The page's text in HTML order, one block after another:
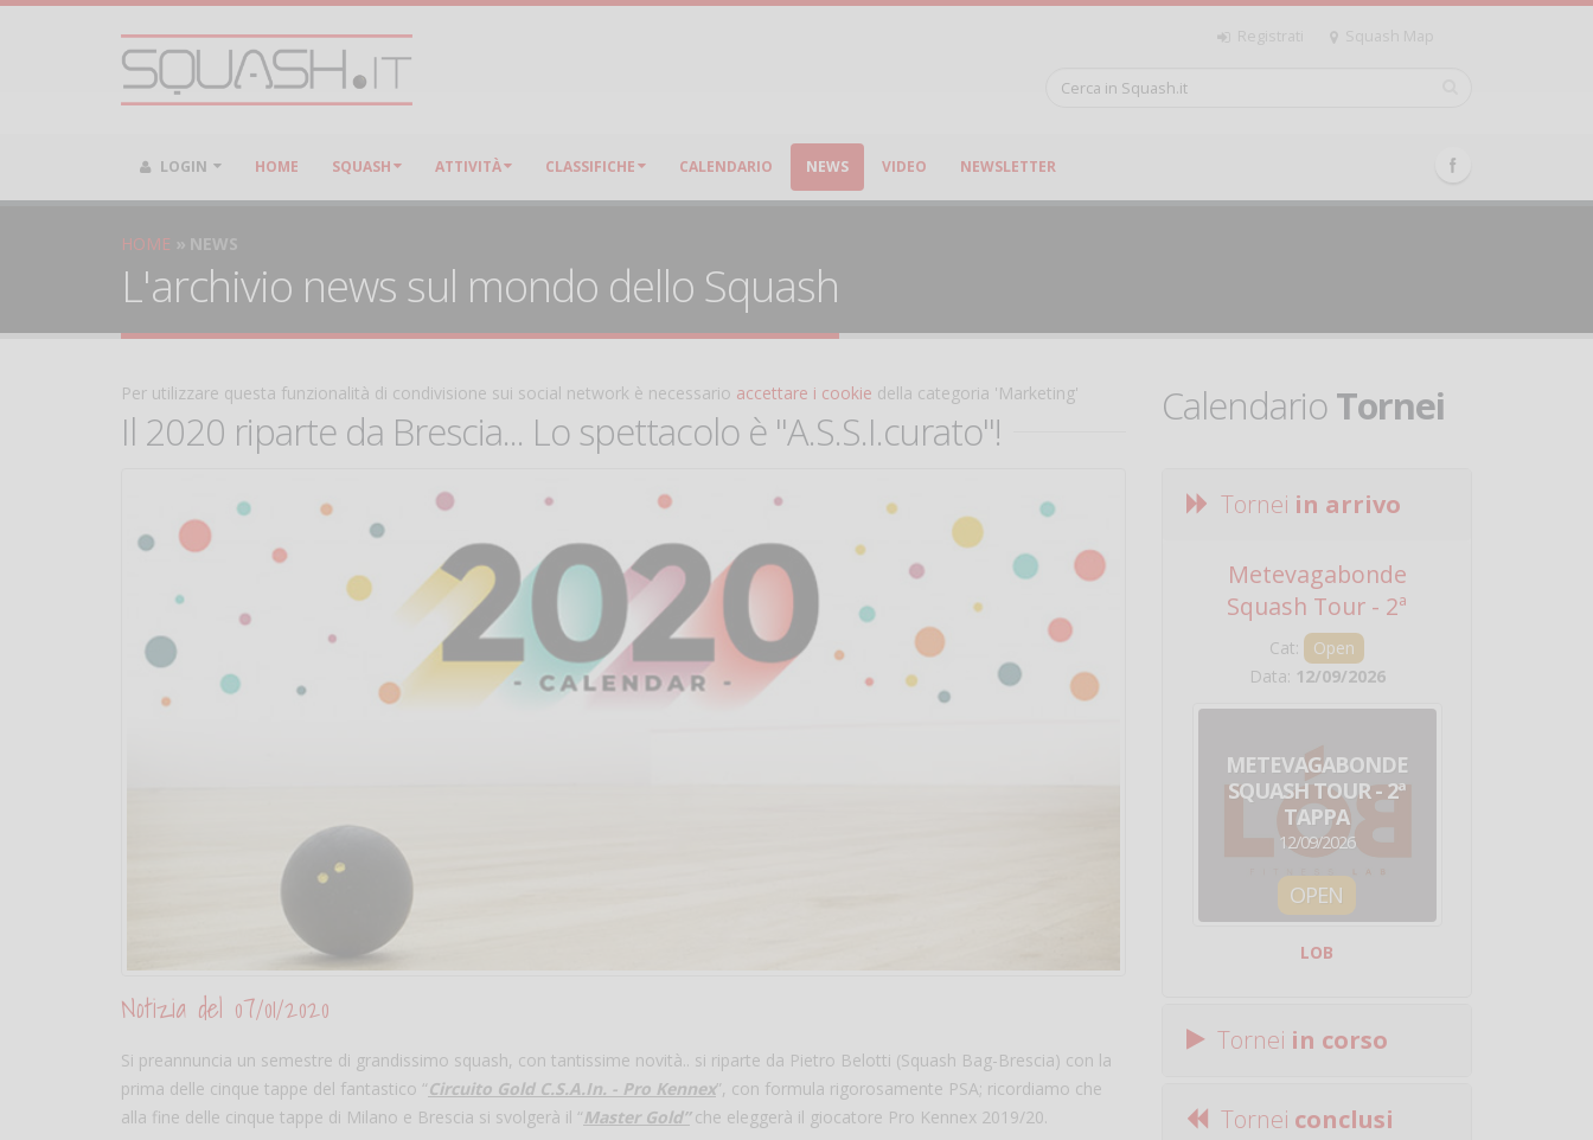
Registrati Squash Map
LOGIN HOME SQUASH ATTIVITÀ CLASSIFICHE CALENDARIO NEWS VIDEO NEWSLETTER
HOME NEWS
L'archivio news sul mondo dello Squash
Per utilizzare questa funzionalità di condivisione sui social network è necessario accettare i cookie della categoria 'Marketing'
Il 2020 riparte da Brescia... Lo spettacolo è "A.S.S.I.curato"!
Notizia del 07/01/2020
Si preannuncia un semestre di grandissimo squash, con tantissime novità.. si riparte da Pietro Belotti (Squash Bag-Brescia) con la
prima delle cinque tappe del fantastico “Circuito Gold C.S.A.In. - Pro Kennex”, con formula rigorosamente PSA; ricordiamo che
alla fine delle cinque tappe di Milano e Brescia si svolgerà il “Master Gold”che eleggerà il giocatore Pro Kennex 2019/20.
CalendarioTornei
Tornei in arrivo
Metevagabonde
Squash Tour - 2ª
Tappa
Cat:
Open
Data: 12/09/2026
METEVAGABONDE
SQUASH TOUR - 2ª
TAPPA
12/09/2026
OPEN
LOB
Tornei in corso
Tornei conclusi